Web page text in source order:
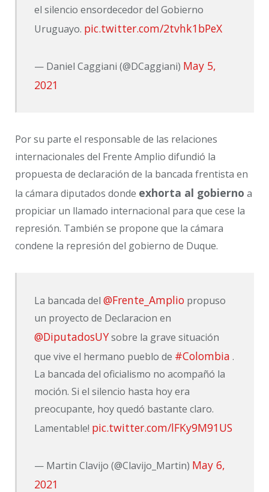
el silencio ensordecedor del Gobierno
Uruguayo. pic.twitter.com/2tvhk1bPeX
— Daniel Caggiani (@DCaggiani) May 5,
2021
Por su parte el responsable de las relaciones
internacionales del Frente Amplio difundió la
propuesta de declaración de la bancada frentista en
la cámara diputados donde exhorta al gobierno a
propiciar un llamado internacional para que cese la
represión. También se propone que la cámara
condene la represión del gobierno de Duque.
La bancada del@Frente_Amplio propuso
un proyecto de Declaracion en
@DiputadosUYsobre la grave situación
que vive el hermano pueblo de #Colombia .
La bancada del oficialismo no acompañó la
moción. Si el silencio hasta hoy era
preocupante, hoy quedó bastante claro.
Lamentable! pic.twitter.com/lFKy9M91US
— Martin Clavijo (@Clavijo_Martin) May 6,
2021